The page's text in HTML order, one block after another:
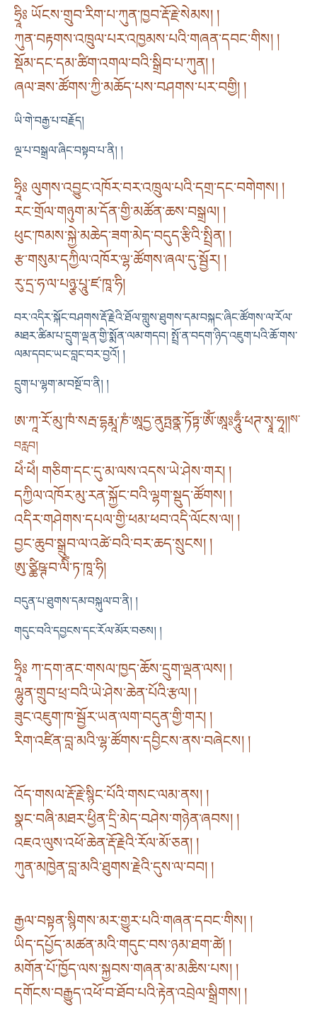
ཧྲཱིཿ ཡོངས་གྲུབ་རིག་པ་ཀུན་ཁྱབ་རྡོ་རྗེ་སེམས། །
ཀུན་བརྟགས་འཁྲུལ་པར་འཁྱམས་པའི་གཞན་དབང་གིས། །
སྡོམ་དང་དམ་ཚིག་འགལ་བའི་སྒྲིབ་པ་ཀུན། །
ཞལ་ཟས་ཚོགས་ཀྱི་མཆོད་པས་བཤགས་པར་བགྱི། །
ཡི་གེ་བརྒྱ་པ་བརྗོད།
ལྔ་པ་བསྒྲལ་ཞིང་བསྟབ་པ་ནི། །
ཧྲཱིཿ ལུགས་འབྱུང་འཁོར་བར་འཁྲུལ་པའི་དགྲ་དང་བགེགས། །
རང་གྲོལ་གཉུག་མ་དོན་གྱི་མཚོན་ཆས་བསྒྲལ། །
ཕུང་ཁམས་སྐྱེ་མཆེད་ཟག་མེད་བདུད་རྩིའི་སྤྲིན། །
རྩ་གསུམ་དཀྱིལ་འཁོར་ལྷ་ཚོགས་ཞལ་དུ་སྦྱོར། །
རུ་དྲ་ཧ་ལ་པཉྩ་པཱུ་ཛ་ཁཱ་ཧི།
བར་འདིར་སྐོང་བཤགས་རྡོ་རྗེའི་ཐོལ་གླུས་ཐུགས་དམ་བསྐང་ཞིང་ཚོགས་ལ་རོལ་
མཐར་ཚིམ་པ་དྲུག་ལྡན་གྱི་སྨོན་ལམ་གདབ། སྤྲོ་ན་བདག་ཉིད་འཇུག་པའི་ཆོ་གས་
ལམ་དབང་ཡང་བླང་བར་བྱའོ། །
དྲུག་པ་ལྷག་མ་བསྔོ་བ་ནི། །
ཨ་ཀཱ་རོ་མུ་ཁཾ་སརྦ་དྷརྨཱ་ཎཾ་ཨཱདྱ་ནུཏྤནྣ་ཏོཏྟ་ཨོཾ་ཨཱཿཧཱུྃ་ཕཊ་སྭཱ་ཧཱ།།ས་
བརླབ།
ཕེཾ་ཕེཾ། གཅིག་དང་དུ་མ་ལས་འདས་ཡེ་ཤེས་གར། །
དཀྱིལ་འཁོར་མུ་རན་སྐྱོང་བའི་ལྷག་སྡུད་ཚོགས། །
འདིར་གཤེགས་དཔལ་གྱི་ཕམ་ཕབ་འདི་ལོངས་ལ། །
བྱང་ཆུབ་སྒྲུབ་ལ་འཚེ་བའི་བར་ཆད་སྲུངས། །
ཨུ་ཙྪིཥྚ་བ་ལིཾ་ཏ་ཁཱ་ཧི།
བདུན་པ་ཐུགས་དམ་བསྐུལ་བ་ནི། །
གདུང་བའི་དབྱངས་དང་རོལ་མོར་བཅས། །
ཧྲཱིཿ ཀ་དག་ནང་གསལ་ཁྱད་ཆོས་དྲུག་ལྡན་ལས། །
ལྷུན་གྲུབ་ཕྲ་བའི་ཡེ་ཤེས་ཆེན་པོའི་རྩལ། །
ཟུང་འཇུག་ཁ་སྦྱོར་ཡན་ལག་བདུན་གྱི་གར། །
རིག་འཛིན་བླ་མའི་ལྷ་ཚོགས་དབྱིངས་ནས་བཞེངས། །
འོད་གསལ་རྡོ་རྗེ་སྙིང་པོའི་གསང་ལམ་ནས། །
སྣང་བཞི་མཐར་ཕྱིན་དྲི་མེད་བཤེས་གཉེན་ཞབས། །
འཇའ་ལུས་འཕོ་ཆེན་རྡོ་རྗེའི་རོལ་མོ་ཅན། །
ཀུན་མཁྱེན་བླ་མའི་ཐུགས་རྗེའི་དུས་ལ་བབ། །
རྒྱལ་བསྟན་སྙིགས་མར་གྱུར་པའི་གཞན་དབང་གིས། །
ཡིད་དཔྱོད་མཚན་མའི་གདུང་བས་ཉམ་ཐག་ཚེ། །
མགོན་པོ་ཁྱོད་ལས་སྐྱབས་གཞན་མ་མཆིས་པས། །
དགོངས་བརྒྱུད་འཕོ་བ་ཐོབ་པའི་རྟེན་འབྲེལ་སྒྲིགས། །